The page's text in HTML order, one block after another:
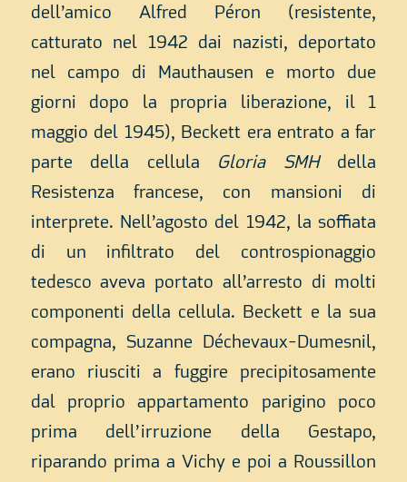
dell’amico Alfred Péron (resistente,
catturato nel 1942 dai nazisti, deportato
nel campo di Mauthausen e morto due
giorni dopo la propria liberazione, il 1
maggio del 1945), Beckett era entrato a far
parte della cellula Gloria SMHdella
Resistenza francese, con mansioni di
interprete. Nell’agosto del 1942, la soffiata
di un infiltrato del controspionaggio
tedesco aveva portato all’arresto di molti
componenti della cellula. Beckett e la sua
compagna, Suzanne Déchevaux-Dumesnil,
erano riusciti a fuggire precipitosamente
dal proprio appartamento parigino poco
prima dell’irruzione della Gestapo,
riparando prima a Vichy e poi a Roussillon